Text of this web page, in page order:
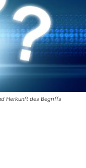
Herkunft des Begriffs